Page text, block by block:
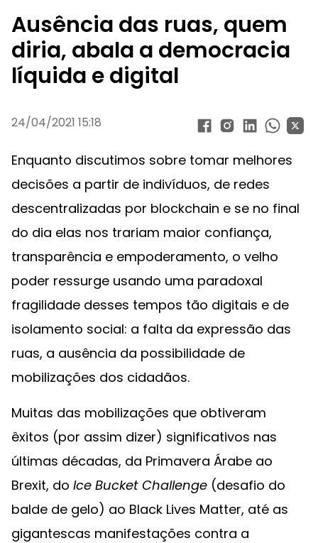
Ausência das ruas, quem
diria, abala a democracia
líquida e digital
24/04/2021 15:18
Enquanto discutimos sobre tomar melhores
decisões a partir de indivíduos, de redes
descentralizadas por blockchain e se no final
do dia elas nos trariam maior confiança,
transparência e empoderamento, o velho
poder ressurge usando uma paradoxal
fragilidade desses tempos tão digitais e de
isolamento social: a falta da expressão das
ruas, a ausência da possibilidade de
mobilizações dos cidadãos.
Muitas das mobilizações que obtiveram
êxitos (por assim dizer) significativos nas
últimas décadas, da Primavera Árabe ao
Brexit, do Ice Bucket Challenge (desafio do
balde de gelo) ao Black Lives Matter, até as
gigantescas manifestações contra a